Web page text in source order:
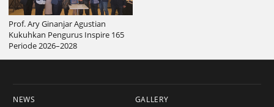
Prof. Ary Ginanjar Agustian
Kukuhkan Pengurus Inspire 165
Periode 2026–2028
NEWS GALLERY